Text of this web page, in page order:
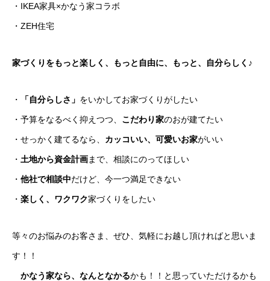
・IKEA家具×かなう家コラボ
・ZEH住宅
家づくりをもっと楽しく、もっと自由に、もっと、自分らしく♪
・ 「自分らしさ」 をいかしてお家づくりがしたい
・予算をなるべく抑えつつ、 こだわり家のおが建てたい
・せっかく建てるなら、 カッコいい、可愛いお家がいい
・ 土地から資金計画まで、相談にのってほしい
・ 他社で相談中だけど、今一つ満足できない
・ 楽しく、ワクワク家づくりをしたい
等々のお悩みのお客さま、ぜひ、気軽にお越し頂ければと思いま
す！！
かなう家なら、なんとなかるかも！！と思っていただけるかも